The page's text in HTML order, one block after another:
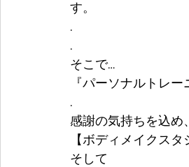
す。
.
.
そこで…
『パーソナルトレ
.
感謝の気持ちを込め、
【ボディメイクスタ
そして